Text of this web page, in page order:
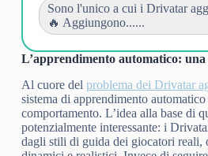
Sono l'unico a cui i Drivatar
🔥 Aggiungono......
L’apprendimento automatico:
Al cuore del problema dei Drivatar
sistema di apprendimento
comportamento. L’idea alla base di
potenzialmente interessante: i
dagli stili di guida dei giocatori reali,